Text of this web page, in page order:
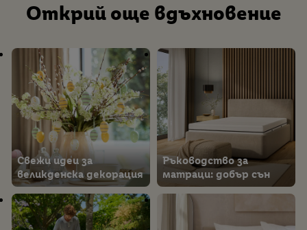
Открий още вдъхновение
Свежи идеи за
великденска декорация
Ръководство за
матраци: добър сън